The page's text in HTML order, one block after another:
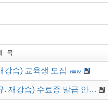
목
강습) 교육생 모집
. 재강습) 수료증 발급 안…